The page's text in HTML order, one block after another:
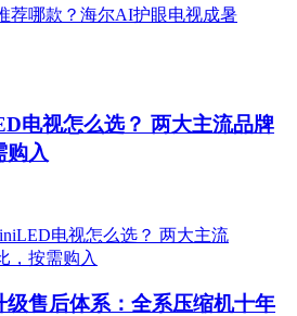
电视怎么选？ 两大主流品牌
购入
级售后体系：全系压缩机十年